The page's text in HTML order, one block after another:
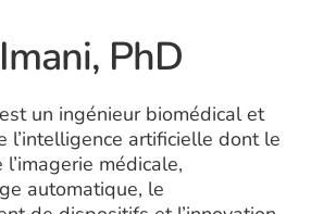
PhD
un ingénieur biomédical et
l’intelligence artificielle dont le
médicale,
automatique, le